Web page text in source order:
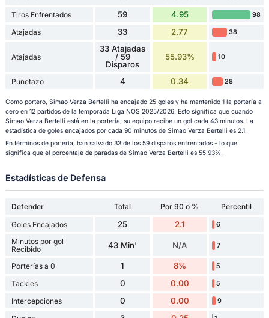
Tiros Enfrentados
59 4.95 98
Atajadas 33 2.77 38
Atajadas
33 Atajadas
/ 59
Disparos
55.93% 10
Puñetazo 4 0.34 28
Como portero, Simao Verza Bertelli ha encajado 25 goles y ha mantenido 1 la portería a
cero en 12 partidos de la temporada Liga NOS 2025/2026. Esto significa que cuando
Simao Verza Bertelli está en la portería, su equipo recibe un gol cada 43 minutos. La
estadística de goles encajados por cada 90 minutos de Simao Verza Bertelli es 2.1.
En términos de portería, han salvado 33 de los 59 disparos enfrentados - lo que
significa que el porcentaje de paradas de Simao Verza Bertelli es 55.93%.
Estadísticas de Defensa
Defender Total Por 90 o %
Percentil
Goles Encajados
25 2.1 6
Minutos por gol
Recibido
43 Min' N/A 7
Porterías a 0 1 8% 5
Tackles 0 0.00 5
Intercepciones 0 0.00 9